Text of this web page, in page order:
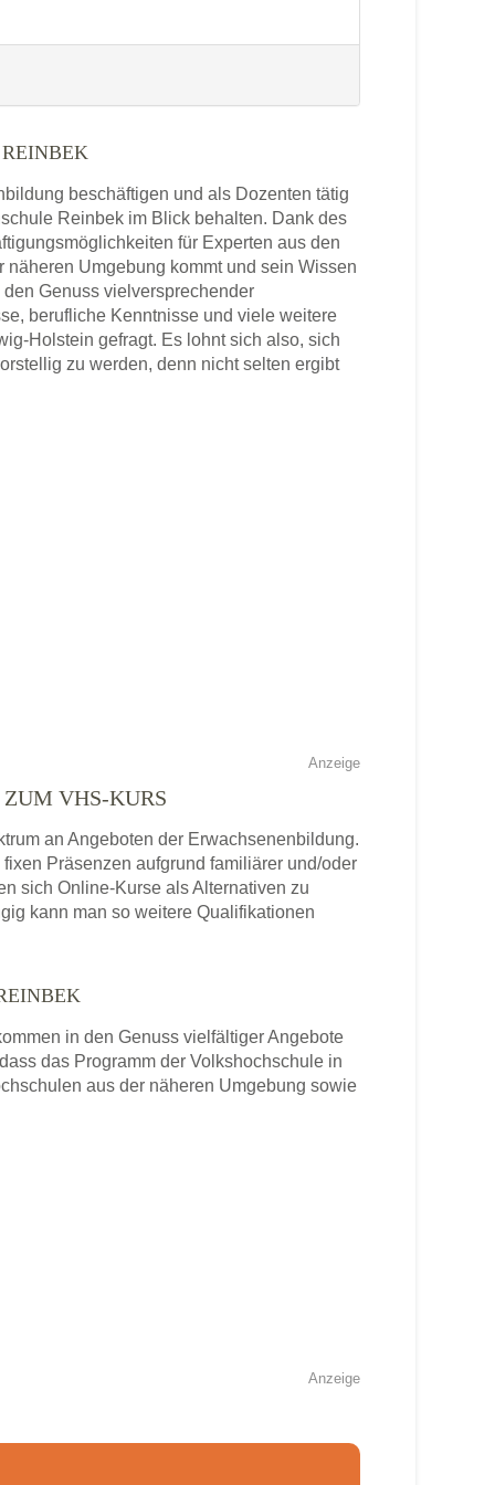
beschäftigen und als Dozenten tätig
Reinbek im Blick behalten. Dank des
für Experten aus den
Umgebung kommt und sein Wissen
Genuss vielversprechender
berufliche Kenntnisse und viele weitere
Holstein gefragt. Es lohnt sich also, sich
zu werden, denn nicht selten ergibt
Anzeige
VHS-KURS
an Angeboten der Erwachsenenbildung.
Präsenzen aufgrund familiärer und/oder
sich Online-Kurse als Alternativen zu
kann man so weitere Qualifikationen
in den Genuss vielfältiger Angebote
das Programm der Volkshochschule in
aus der näheren Umgebung sowie
Anzeige